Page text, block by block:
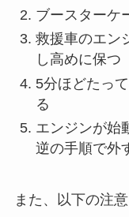
ブースターケ
救援車のエン
し高めに保つ
5分ほどたっ
る
エンジンが始
逆の手順で外
また、以下の注